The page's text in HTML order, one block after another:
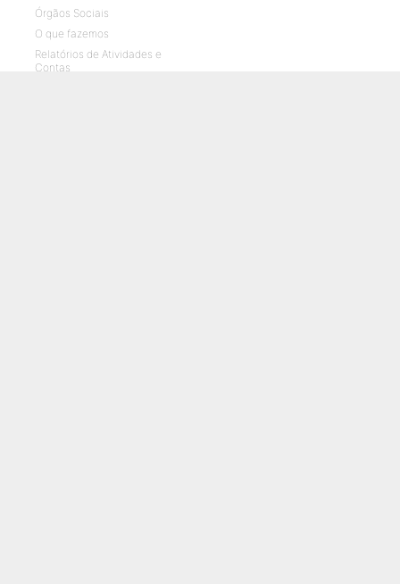
Órgãos Sociais
O que fazemos
Relatórios de Atividades e
Contas